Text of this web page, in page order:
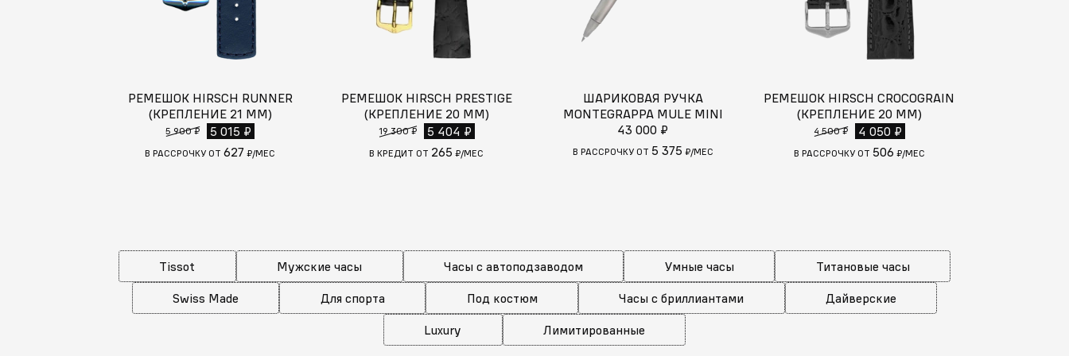
РЕМЕШОК HIRSCH RUNNER
(КРЕПЛЕНИЕ 21 ММ)
5 900 ₽ 5 015 ₽
В РАССРОЧКУ ОТ 627 ₽/МЕС
РЕМЕШОК HIRSCH PRESTIGE
(КРЕПЛЕНИЕ 20 ММ)
19 300 ₽ 5 404 ₽
В КРЕДИТ ОТ 265 ₽/МЕС
ШАРИКОВАЯ РУЧКА
MONTEGRAPPA MULE MINI
43 000 ₽
В РАССРОЧКУ ОТ 5 375 ₽/МЕС
РЕМЕШОК HIRSCH CROCOGRAIN
(КРЕПЛЕНИЕ 20 ММ)
4 500 ₽ 4 050 ₽
В РАССРОЧКУ ОТ 506 ₽/МЕС
Tissot Мужские часы Часы с автоподзаводом Умные часы
Титановые часы
Swiss Made
Для спорта Под костюм Часы с бриллиантами
Дайверские
Luxury
Лимитированные